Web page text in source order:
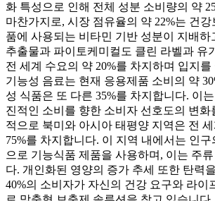
화 특성으로 인해 전체 성분 소비량의 약
마찬가지로, 시장 점유율의 약 22%는 건
품에 사용되는 비타민 기반 성분이 지배하
추출물과 파이토케미컬도 클린 라벨과 유
전 세계 수요의 약 20%를 차지하며 입지
기능성 음료는 현재 응용제품 소비의 약
성 식품은 또 다른 35%를 차지합니다. 이
진적인 소비를 향한 소비자 선호도의 변화
적으로 북미와 아시아 태평양 지역은 전
75%를 차지합니다. 이 지역 내에서는 인구
으로 기능식품 제품을 사용하며, 이는 주
다. 개인화된 영양의 증가 추세 또한 탄력
40%의 소비자가 자신의 건강 요구와 라이